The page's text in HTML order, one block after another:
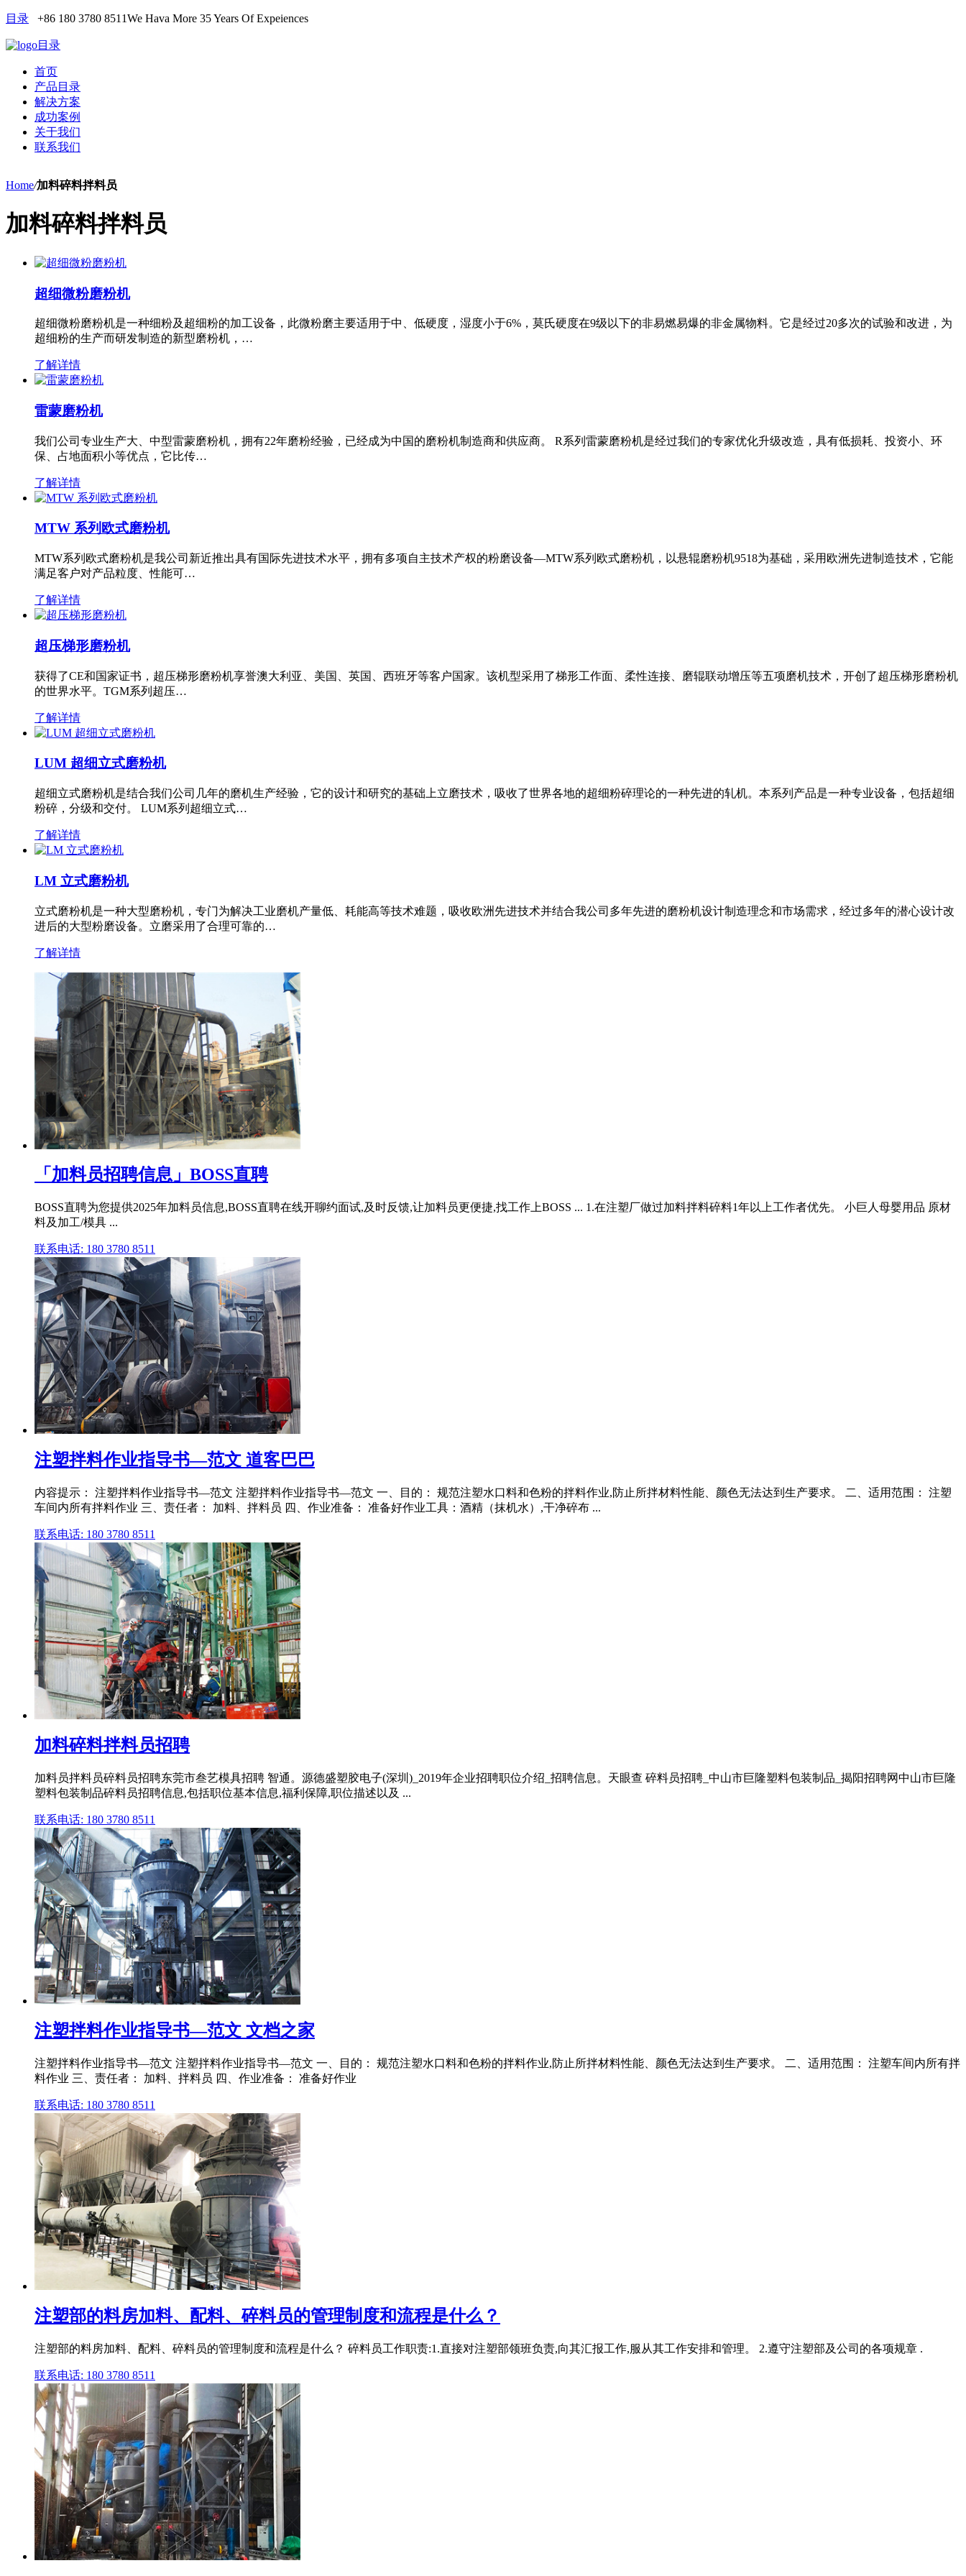
目录 +86 180 3780 8511We Hava More 35 Years Of Expeiences
目录
首页
产品目录
解决方案
成功案例
关于我们
联系我们
Home/加料碎料拌料员
加料碎料拌料员
超细微粉磨粉机
超细微粉磨粉机是一种细粉及超细粉的加工设备，此微粉磨主要适用于中、低硬度，湿度小于6%，莫氏硬度在9级以下的非易燃易爆的非金属物料。它是经过20多次的试验和改进，为
超细粉的生产而研发制造的新型磨粉机，…
了解详情
雷蒙磨粉机
我们公司专业生产大、中型雷蒙磨粉机，拥有22年磨粉经验，已经成为中国的磨粉机制造商和供应商。 R系列雷蒙磨粉机是经过我们的专家优化升级改造，具有低损耗、投资小、环
保、占地面积小等优点，它比传…
了解详情
MTW 系列欧式磨粉机
MTW系列欧式磨粉机是我公司新近推出具有国际先进技术水平，拥有多项自主技术产权的粉磨设备—MTW系列欧式磨粉机，以悬辊磨粉机9518为基础，采用欧洲先进制造技术，它能
满足客户对产品粒度、性能可…
了解详情
超压梯形磨粉机
获得了CE和国家证书，超压梯形磨粉机享誉澳大利亚、美国、英国、西班牙等客户国家。该机型采用了梯形工作面、柔性连接、磨辊联动增压等五项磨机技术，开创了超压梯形磨粉机
的世界水平。TGM系列超压…
了解详情
LUM 超细立式磨粉机
超细立式磨粉机是结合我们公司几年的磨机生产经验，它的设计和研究的基础上立磨技术，吸收了世界各地的超细粉碎理论的一种先进的轧机。本系列产品是一种专业设备，包括超细
粉碎，分级和交付。 LUM系列超细立式…
了解详情
LM 立式磨粉机
立式磨粉机是一种大型磨粉机，专门为解决工业磨机产量低、耗能高等技术难题，吸收欧洲先进技术并结合我公司多年先进的磨粉机设计制造理念和市场需求，经过多年的潜心设计改
进后的大型粉磨设备。立磨采用了合理可靠的…
了解详情
「加料员招聘信息」BOSS直聘
BOSS直聘为您提供2025年加料员信息,BOSS直聘在线开聊约面试,及时反馈,让加料员更便捷,找工作上BOSS ... 1.在注塑厂做过加料拌料碎料1年以上工作者优先。 小巨人母婴用品 原材
料及加工/模具 ...
联系电话: 180 3780 8511
注塑拌料作业指导书—范文 道客巴巴
内容提示： 注塑拌料作业指导书—范文 注塑拌料作业指导书—范文 一、目的： 规范注塑水口料和色粉的拌料作业,防止所拌材料性能、颜色无法达到生产要求。 二、适用范围： 注塑
车间内所有拌料作业 三、责任者： 加料、拌料员 四、作业准备： 准备好作业工具：酒精（抹机水）,干净碎布 ...
联系电话: 180 3780 8511
加料碎料拌料员招聘
加料员拌料员碎料员招聘东莞市叁艺模具招聘 智通。源德盛塑胶电子(深圳)_2019年企业招聘职位介绍_招聘信息。天眼查 碎料员招聘_中山市巨隆塑料包装制品_揭阳招聘网中山市巨隆
塑料包装制品碎料员招聘信息,包括职位基本信息,福利保障,职位描述以及 ...
联系电话: 180 3780 8511
注塑拌料作业指导书—范文 文档之家
注塑拌料作业指导书—范文 注塑拌料作业指导书—范文 一、目的： 规范注塑水口料和色粉的拌料作业,防止所拌材料性能、颜色无法达到生产要求。 二、适用范围： 注塑车间内所有拌
料作业 三、责任者： 加料、拌料员 四、作业准备： 准备好作业
联系电话: 180 3780 8511
注塑部的料房加料、配料、碎料员的管理制度和流程是什么？
注塑部的料房加料、配料、碎料员的管理制度和流程是什么？ 碎料员工作职责:1.直接对注塑部领班负责,向其汇报工作,服从其工作安排和管理。 2.遵守注塑部及公司的各项规章 .
联系电话: 180 3780 8511